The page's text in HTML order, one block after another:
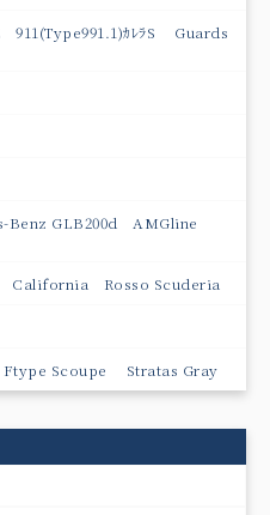
911(Type991.1)ｶﾚﾗS Guards
Benz GLB200d AMGline
California Rosso Scuderia
Ftype Scoupe Stratas Gray